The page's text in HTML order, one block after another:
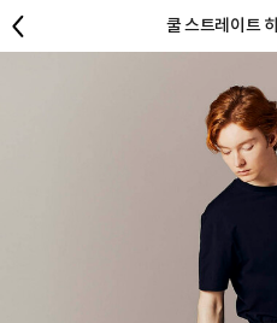
쿨 스트레이트